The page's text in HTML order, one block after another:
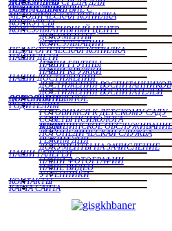
ВЗАИМОДЕЙСТВИЕ С РОДИТЕЛЯМИ
МЕТОДИЧЕСКАЯ КОПИЛКА
КОНКУРСЫ
КОНСУЛЬТАТИВНЫЙ ЦЕНТР
ДОКУМЕНТЫ
КОНСУЛЬТАЦИИ
ПЕДАГОГИЧЕСКАЯ КОПИЛКА
НАШИ ДЕТИ
НАШИ ГРУППЫ
НАШИ КРУЖКИ
НАШИ ДОСТИЖЕНИЯ
ДОСТИЖЕНИЯ ВОСПИТАННИКОВ
ДОСТИЖЕНИЯ ВОСПИТАТЕЛЕЙ
ДОПОЛНИТЕЛЬНОЕ ОБРАЗОВАНИЕ
РОДИТЕЛЯМ
ГОТОВИМСЯ К ДЕТСКОМУ САДУ
СОВЕТЫ ПСИХОЛОГА
МЕДИЦИНСКОЕ ОБСЛУЖИВАНИЕ В ДОУ
ЛОГОПЕДИЧЕСКАЯ СЛУЖБА
РЕЖИМ ДНЯ
ДОКУМЕНТЫ НА ЗАЧИСЛЕНИЕ
НАШИ ГАЛЕРЕИ
НАШИ ФОТОГРАФИИ
НАШЕ ВИДЕО
УТРЕННИКИ
КОНТАКТЫ
КАРТА САЙТА